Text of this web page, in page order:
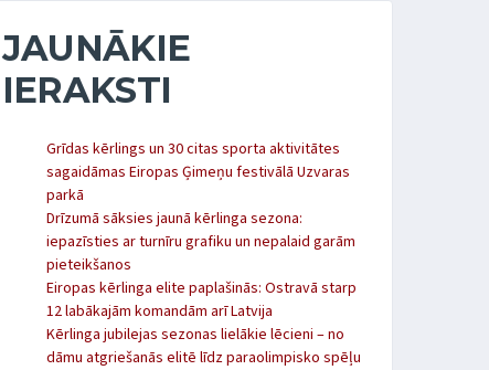
JAUNĀKIE
IERAKSTI
Grīdas kērlings un 30 citas sporta aktivitātes
sagaidāmas Eiropas Ģimeņu festivālā Uzvaras
parkā
Drīzumā sāksies jaunā kērlinga sezona:
iepazīsties ar turnīru grafiku un nepalaid garām
pieteikšanos
Eiropas kērlinga elite paplašinās: Ostravā starp
12 labākajām komandām arī Latvija
Kērlinga jubilejas sezonas lielākie lēcieni – no
dāmu atgriešanās elitē līdz paraolimpisko spēļu